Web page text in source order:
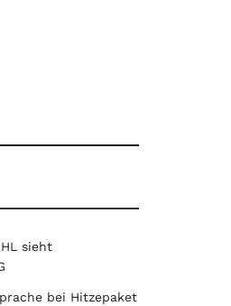
sieht
bei Hitzepaket